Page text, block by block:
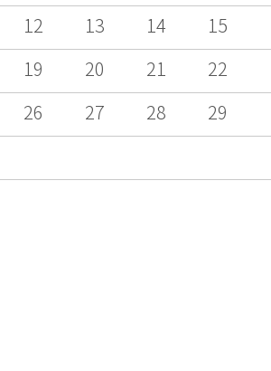
12 13 14 15
19 20 21 22
26 27 28 29